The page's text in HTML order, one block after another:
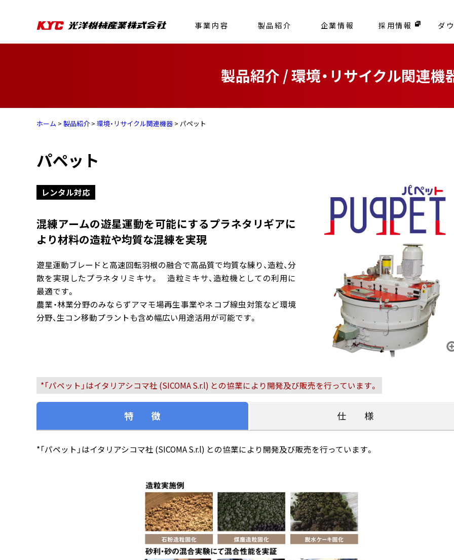
事業内容 製品紹介 企業情報 採用情報 ダ
製品紹介 / 環境・リサイクル関連機
ホーム > 製品紹介 > 環境・リサイクル関連機器 > パペット
パペット
レンタル対応
混練アームの遊星運動を可能にするプラネタリギアに
より材料の造粒や均質な混練を実現
遊星運動ブレードと高速回転羽根の融合で高品質で均質な練り、造粒、分
散を実現したプラネタリミキサ。 造粒ミキサ、造粒機としての利用に
最適です。
農業・林業分野のみならずアマモ場再生事業やネコブ線虫対策など環境
分野、生コン移動プラントも含め幅広い用途活用が可能です。
*「パペット」はイタリアシコマ社 (SICOMA S.r.l) との協業により開発及び販売を行っています。
特 徴 仕 様
*「パペット」はイタリアシコマ社 (SICOMA S.r.l) との協業により開発及び販売を行っています。